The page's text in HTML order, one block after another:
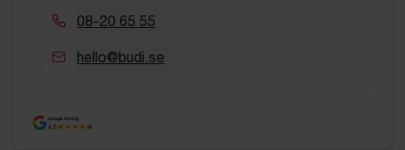
08-20 65 55
hello@budi.se
Google Rating
4.5